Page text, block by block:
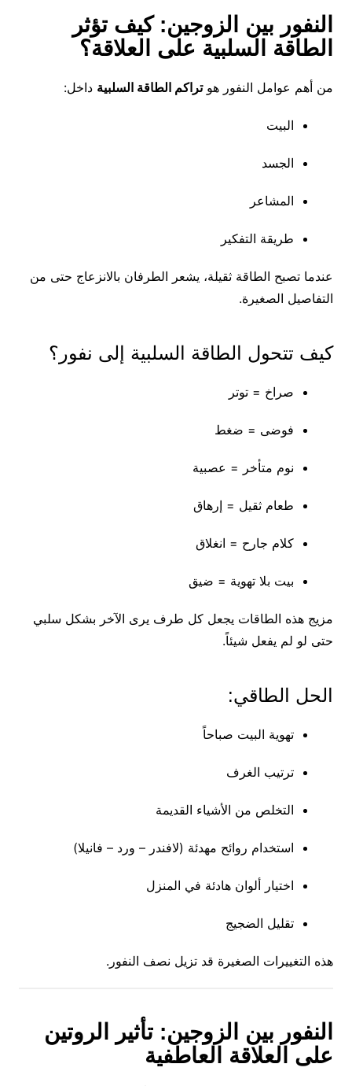
النفور بين الزوجين: كيف تؤثر
الطاقة السلبية على العلاقة؟
من أهم عوامل النفور هوتراكم الطاقة السلبية داخل:
البيت
الجسد
المشاعر
طريقة التفكير
عندما تصبح الطاقة ثقيلة، يشعر الطرفان بالانزعاج حتى من
التفاصيل الصغيرة.
كيف تتحول الطاقة السلبية إلى نفور؟
صراخ = توتر
فوضى = ضغط
نوم متأخر = عصبية
طعام ثقيل = إرهاق
كلام جارح = انغلاق
بيت بلا تهوية = ضيق
مزيج هذه الطاقات يجعل كل طرف يرى الآخر بشكل سلبي
حتى لو لم يفعل شيئاً.
الحل الطاقي:
تهوية البيت صباحاً
ترتيب الغرف
التخلص من الأشياء القديمة
استخدام روائح مهدئة (لافندر – ورد – فانيلا)
اختيار ألوان هادئة في المنزل
تقليل الضجيج
هذه التغييرات الصغيرة قد تزيل نصف النفور.
النفور بين الزوجين: تأثير الروتين
على العلاقة العاطفية